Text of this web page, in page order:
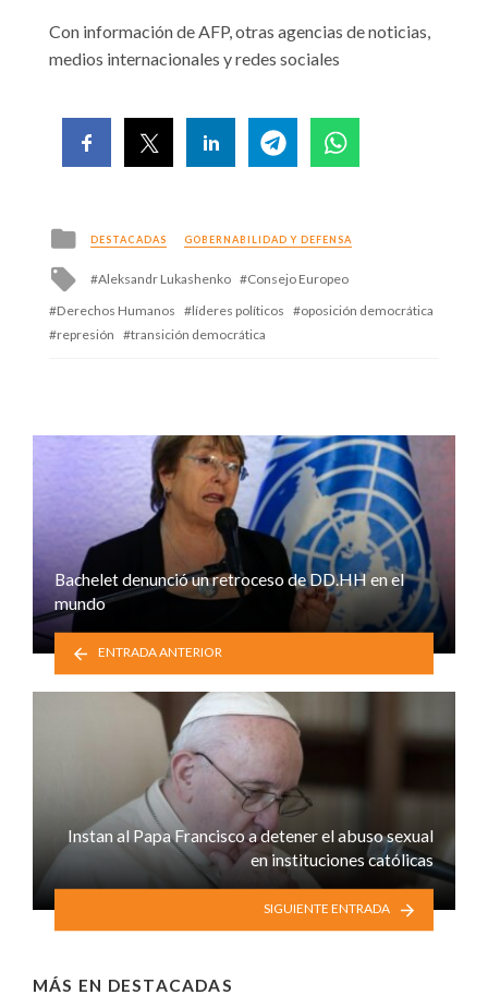
Con información de AFP, otras agencias de noticias,
medios internacionales y redes sociales
Posted
in
DESTACADAS GOBERNABILIDAD Y DEFENSA
Tagged
Aleksandr Lukashenko
Consejo Europeo
Derechos Humanos
líderes políticos
oposición democrática
represión
transición democrática
Bachelet denunció un retroceso de DD.HH en el
mundo
ENTRADA ANTERIOR
Instan al Papa Francisco a detener el abuso sexual
en instituciones católicas
SIGUIENTE ENTRADA
MÁS EN DESTACADAS